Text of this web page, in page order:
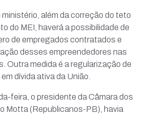
ministério, além da correção do teto
do MEI, haverá a possibilidade de
de empregados contratados e
desses empreendedores nas
Outra medida é a regularização de
dívida ativa da União.
feira, o presidente da Câmara dos
Motta (Republicanos-PB), havia